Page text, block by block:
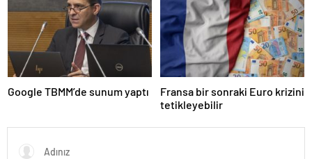
Google TBMM’de sunum yaptı
Fransa bir sonraki Euro krizini
tetikleyebilir